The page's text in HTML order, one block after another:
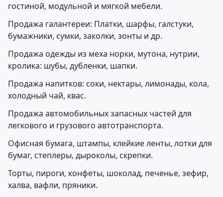
гостиной, модульной и мягкой мебели.
Продажа галантереи: Платки, шарфы, галстуки,
бумажники, сумки, заколки, зонты и др.
Продажа одежды из меха норки, мутона, нутрии,
кролика: шубы, дубленки, шапки.
Продажа напитков: соки, нектары, лимонады, кола,
холодный чай, квас.
Продажа автомобильных запасных частей для
легкового и грузового автотранспорта.
Офисная бумага, штампы, клейкие ленты, лотки для
бумаг, степлеры, дыроколы, скрепки.
Торты, пироги, конфеты, шоколад, печенье, зефир,
халва, вафли, пряники.